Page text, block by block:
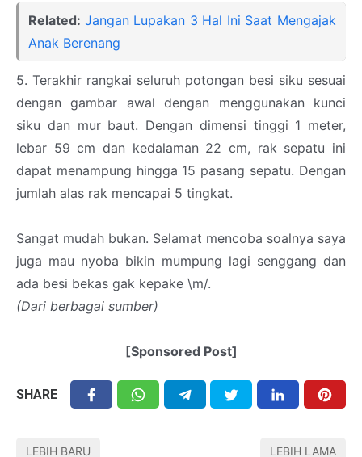
Related: Jangan Lupakan 3 Hal Ini Saat Mengajak
Anak Berenang
5. Terakhir rangkai seluruh potongan besi siku sesuai
dengan gambar awal dengan menggunakan kunci
siku dan mur baut. Dengan dimensi tinggi 1 meter,
lebar 59 cm dan kedalaman 22 cm, rak sepatu ini
dapat menampung hingga 15 pasang sepatu. Dengan
jumlah alas rak mencapai 5 tingkat.
Sangat mudah bukan. Selamat mencoba soalnya saya
juga mau nyoba bikin mumpung lagi senggang dan
ada besi bekas gak kepake \m/.
(Dari berbagai sumber)
[Sponsored Post]
SHARE
LEBIH BARU LEBIH LAMA